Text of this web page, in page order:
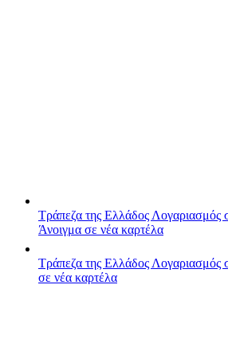
Τράπεζα της Ελλάδος Λογαριασμός
Άνοιγμα σε νέα καρτέλα
Τράπεζα της Ελλάδος Λογαριασμός
σε νέα καρτέλα